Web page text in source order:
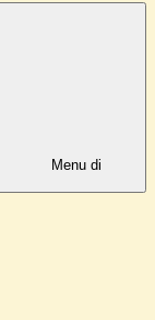
Menu di